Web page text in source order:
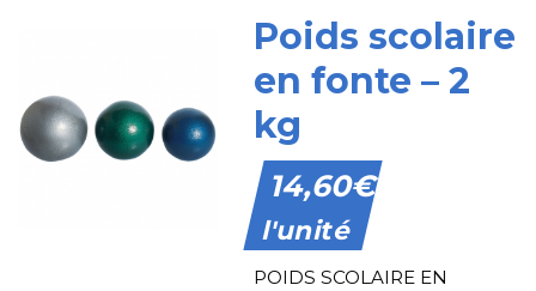
Poids scolaire
en fonte – 2
kg
14,60€
l'unité
POIDS SCOLAIRE EN